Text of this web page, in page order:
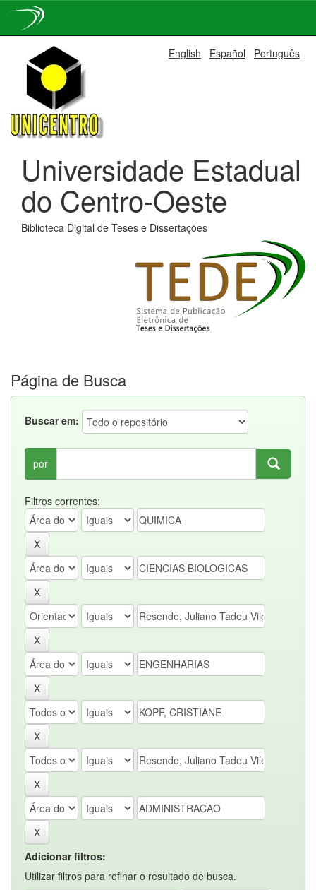
navigation
English Español Português
Universidade Estadual
do Centro-Oeste
Biblioteca Digital de Teses e Dissertações
Página de Busca
Buscar em:
por
Filtros correntes:
Adicionar filtros:
Utilizar filtros para refinar o resultado de busca.